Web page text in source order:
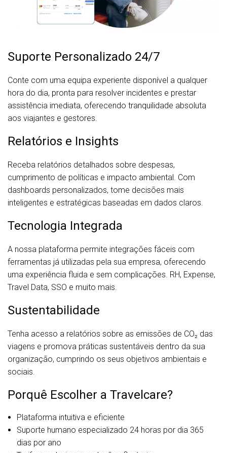
Suporte Personalizado 24/7
Conte com uma equipa experiente disponível a qualquer
hora do dia, pronta para resolver incidentes e prestar
assistência imediata, oferecendo tranquilidade absoluta
aos viajantes e gestores.
Relatórios e Insights
Receba relatórios detalhados sobre despesas,
cumprimento de políticas e impacto ambiental. Com
dashboards personalizados, tome decisões mais
inteligentes e estratégicas baseadas em dados claros.
Tecnologia Integrada
A nossa plataforma permite integrações fáceis com
ferramentas já utilizadas pela sua empresa, oferecendo
uma experiência fluida e sem complicações. RH, Expense,
Travel Data, SSO e muito mais.
Sustentabilidade
Tenha acesso a relatórios sobre as emissões de CO₂ das
viagens e promova práticas sustentáveis dentro da sua
organização, cumprindo os seus objetivos ambientais e
sociais.
Porquê Escolher a Travelcare?
Plataforma intuitiva e eficiente
Suporte humano especializado 24 horas por dia 365
dias por ano